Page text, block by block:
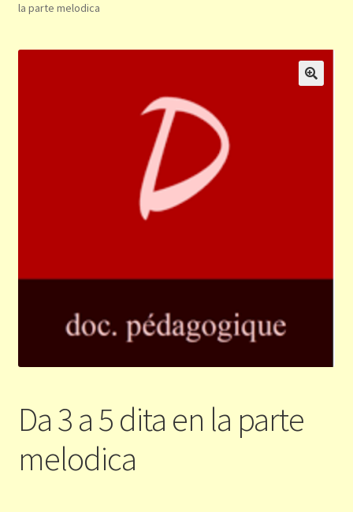
Mon compte
Validation de la commande
la parte melodica
Da 3 a 5 dita en la parte
melodica